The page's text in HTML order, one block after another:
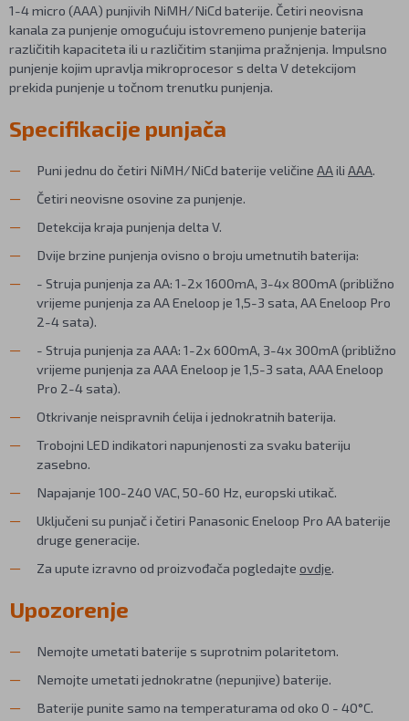
1-4 micro (AAA) punjivih NiMH/NiCd baterije. Četiri neovisna
kanala za punjenje omogućuju istovremeno punjenje baterija
različitih kapaciteta ili u različitim stanjima pražnjenja. Impulsno
punjenje kojim upravlja mikroprocesor s delta V detekcijom
prekida punjenje u točnom trenutku punjenja.
Specifikacije punjača
Puni jednu do četiri NiMH/NiCd baterije veličine AA ili AAA
Četiri neovisne osovine za punjenje.
Detekcija kraja punjenja delta V.
Dvije brzine punjenja ovisno o broju umetnutih baterija:
- Struja punjenja za AA: 1-2x 1600mA, 3-4x 800mA (približno
vrijeme punjenja za AA Eneloop je 1,5-3 sata, AA Eneloop Pro
2-4 sata).
- Struja punjenja za AAA: 1-2x 600mA, 3-4x 300mA (približno
vrijeme punjenja za AAA Eneloop je 1,5-3 sata, AAA Eneloop
Pro 2-4 sata).
Otkrivanje neispravnih ćelija i jednokratnih baterija.
Trobojni LED indikatori napunjenosti za svaku bateriju
zasebno.
Napajanje 100-240 VAC, 50-60 Hz, europski utikač.
Uključeni su punjač i četiri Panasonic Eneloop Pro AA baterije
druge generacije.
Za upute izravno od proizvođača pogledajte ovdje
Upozorenje
Nemojte umetati baterije s suprotnim polaritetom.
Nemojte umetati jednokratne (nepunjive) baterije.
Baterije punite samo na temperaturama od oko 0 - 40°C.